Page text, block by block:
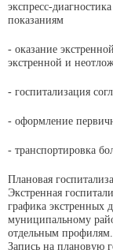
экспресс-
показаниям
- оказание
экстренной и
- госпитализация
- оформление
- транспортировка
Плановая
Экстренная
графика экстренных
муниципальному
отдельным профилям.
Запись на плановую